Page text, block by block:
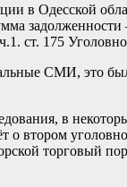
в Одесской
ст. 175
СМИ, это
в
о втором
торговый